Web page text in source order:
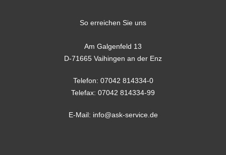
So erreichen Sie uns
Am Galgenfeld 13
D-71665 Vaihingen an der Enz
Telefon: 07042 814334-0
Telefax: 07042 814334-99
E-Mail: info@ask-service.de